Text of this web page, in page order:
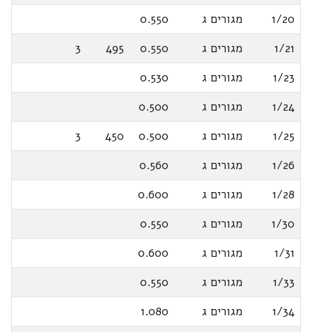
1/20
מגורים ג
0.550
1/21
מגורים ג 0.550
495
3
1/23
מגורים ג
0.530
1/24
מגורים ג
0.500
1/25
מגורים ג 0.500
450
3
1/26
מגורים ג
0.560
1/28
מגורים ג
0.600
1/30
מגורים ג
0.550
1/31
מגורים ג
0.600
1/33
מגורים ג
0.550
1/34
מגורים ג
1.080